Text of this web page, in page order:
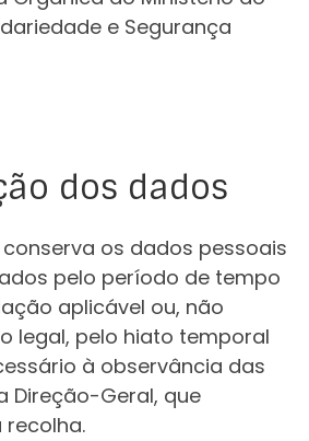
e Segurança
dos dados
conserva os dados pessoais
pelo período de tempo
aplicável ou, não
legal, pelo hiato temporal
à observância das
Direção-Geral, que
recolha.